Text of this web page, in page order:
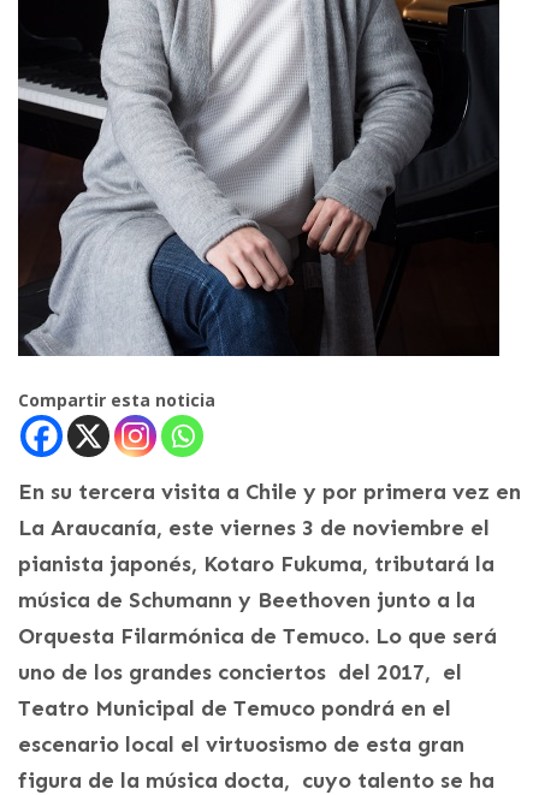
Compartir esta noticia
En su tercera visita a Chile y por primera vez en
La Araucanía, este viernes 3 de noviembre el
pianista japonés, Kotaro Fukuma, tributará la
música de Schumann y Beethoven junto a la
Orquesta Filarmónica de Temuco. Lo que será
uno de los grandes conciertos del 2017, el
Teatro Municipal de Temuco pondrá en el
escenario local el virtuosismo de esta gran
figura de la música docta, cuyo talento se ha